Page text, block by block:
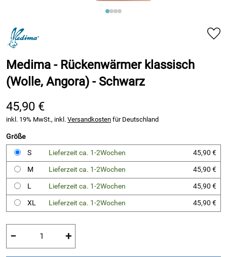
Medima - Rückenwärmer klassisch
(Wolle, Angora) - Schwarz
45,90 €
inkl. 19% MwSt., inkl. Versandkosten für Deutschland
Größe
S
Lieferzeit ca. 1-2Wochen
45,90 €
M
Lieferzeit ca. 1-2Wochen
45,90 €
L
Lieferzeit ca. 1-2Wochen
45,90 €
XL
Lieferzeit ca. 1-2Wochen 45,90 €
− +